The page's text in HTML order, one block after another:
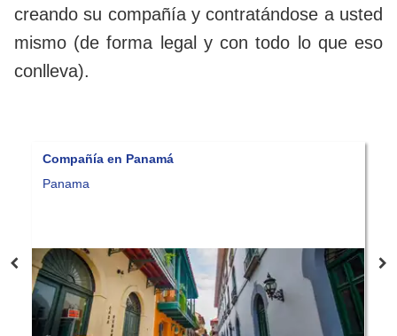
creando su compañía y contratándose a usted
mismo (de forma legal y con todo lo que eso
conlleva).